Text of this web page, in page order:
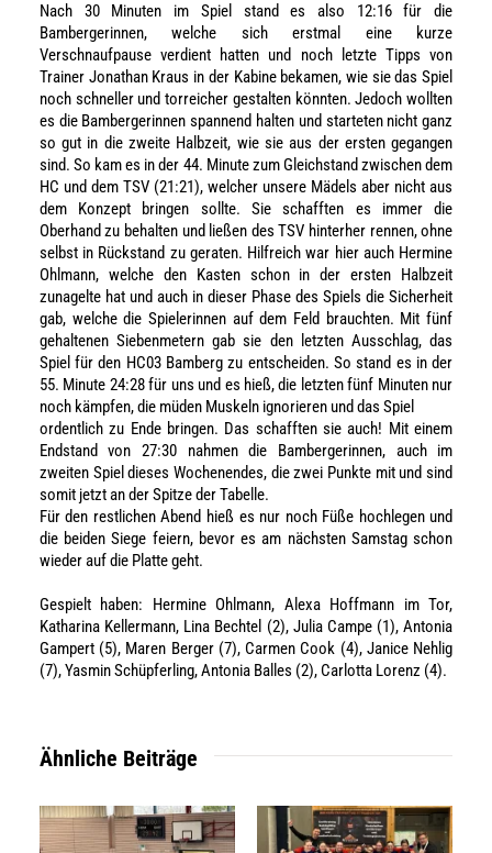
Nach 30 Minuten im Spiel stand es also 12:16 für die
Bambergerinnen, welche sich erstmal eine kurze
Verschnaufpause verdient hatten und noch letzte Tipps von
Trainer Jonathan Kraus in der Kabine bekamen, wie sie das Spiel
noch schneller und torreicher gestalten könnten. Jedoch wollten
es die Bambergerinnen spannend halten und starteten nicht ganz
so gut in die zweite Halbzeit, wie sie aus der ersten gegangen
sind. So kam es in der 44. Minute zum Gleichstand zwischen dem
HC und dem TSV (21:21), welcher unsere Mädels aber nicht aus
dem Konzept bringen sollte. Sie schafften es immer die
Oberhand zu behalten und ließen des TSV hinterher rennen, ohne
selbst in Rückstand zu geraten. Hilfreich war hier auch Hermine
Ohlmann, welche den Kasten schon in der ersten Halbzeit
zunagelte hat und auch in dieser Phase des Spiels die Sicherheit
gab, welche die Spielerinnen auf dem Feld brauchten. Mit fünf
gehaltenen Siebenmetern gab sie den letzten Ausschlag, das
Spiel für den HC03 Bamberg zu entscheiden. So stand es in der
55. Minute 24:28 für uns und es hieß, die letzten fünf Minuten nur
noch kämpfen, die müden Muskeln ignorieren und das Spiel
ordentlich zu Ende bringen. Das schafften sie auch! Mit einem
Endstand von 27:30 nahmen die Bambergerinnen, auch im
zweiten Spiel dieses Wochenendes, die zwei Punkte mit und sind
somit jetzt an der Spitze der Tabelle.
Für den restlichen Abend hieß es nur noch Füße hochlegen und
die beiden Siege feiern, bevor es am nächsten Samstag schon
wieder auf die Platte geht.
Gespielt haben: Hermine Ohlmann, Alexa Hoffmann im Tor,
Katharina Kellermann, Lina Bechtel (2), Julia Campe (1), Antonia
Gampert (5), Maren Berger (7), Carmen Cook (4), Janice Nehlig
(7), Yasmin Schüpferling, Antonia Balles (2), Carlotta Lorenz (4).
Ähnliche Beiträge